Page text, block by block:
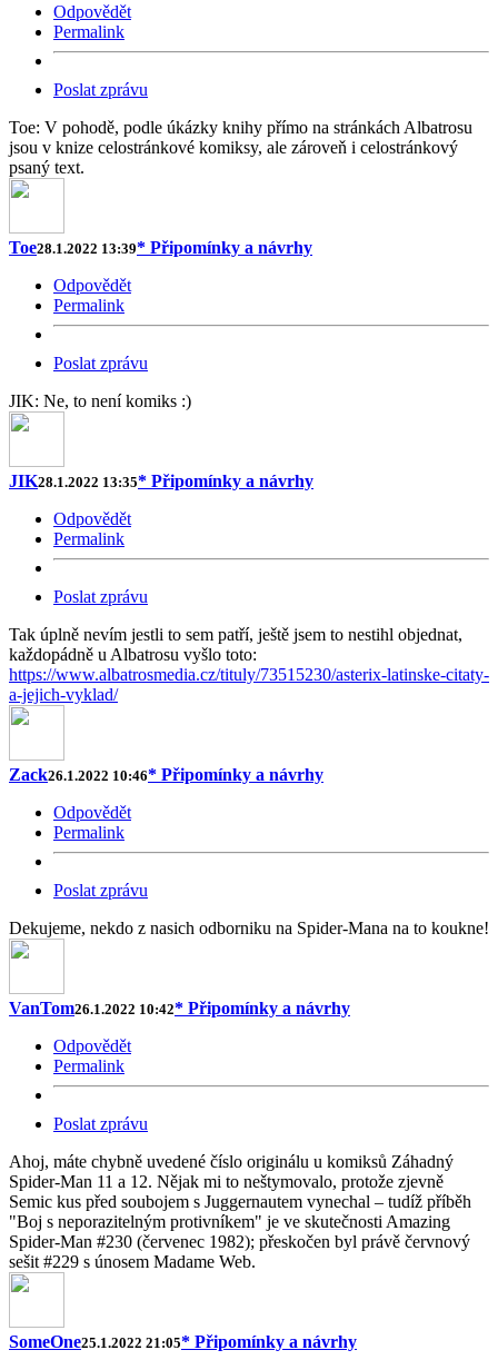
Odpovědět
Permalink
Poslat zprávu
Toe: V pohodě, podle úkázky knihy přímo na stránkách Albatrosu
jsou v knize celostránkové komiksy, ale zároveň i celostránkový
psaný text.
Toe28.1.2022 13:39* Připomínky a návrhy
Odpovědět
Permalink
Poslat zprávu
JIK: Ne, to není komiks :)
JIK28.1.2022 13:35* Připomínky a návrhy
Odpovědět
Permalink
Poslat zprávu
Tak úplně nevím jestli to sem patří, ještě jsem to nestihl objednat,
každopádně u Albatrosu vyšlo toto:
https://www.albatrosmedia.cz/tituly/73515230/asterix-latinske-citaty-
a-jejich-vyklad/
Zack26.1.2022 10:46* Připomínky a návrhy
Odpovědět
Permalink
Poslat zprávu
Dekujeme, nekdo z nasich odborniku na Spider-Mana na to koukne!
VanTom26.1.2022 10:42* Připomínky a návrhy
Odpovědět
Permalink
Poslat zprávu
Ahoj, máte chybně uvedené číslo originálu u komiksů Záhadný
Spider-Man 11 a 12. Nějak mi to neštymovalo, protože zjevně
Semic kus před soubojem s Juggernautem vynechal – tudíž příběh
"Boj s neporazitelným protivníkem" je ve skutečnosti Amazing
Spider-Man #230 (červenec 1982); přeskočen byl právě červnový
sešit #229 s únosem Madame Web.
SomeOne25.1.2022 21:05* Připomínky a návrhy